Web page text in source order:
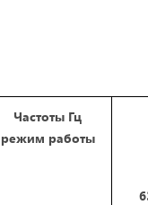
Частоты Гц
режим работы